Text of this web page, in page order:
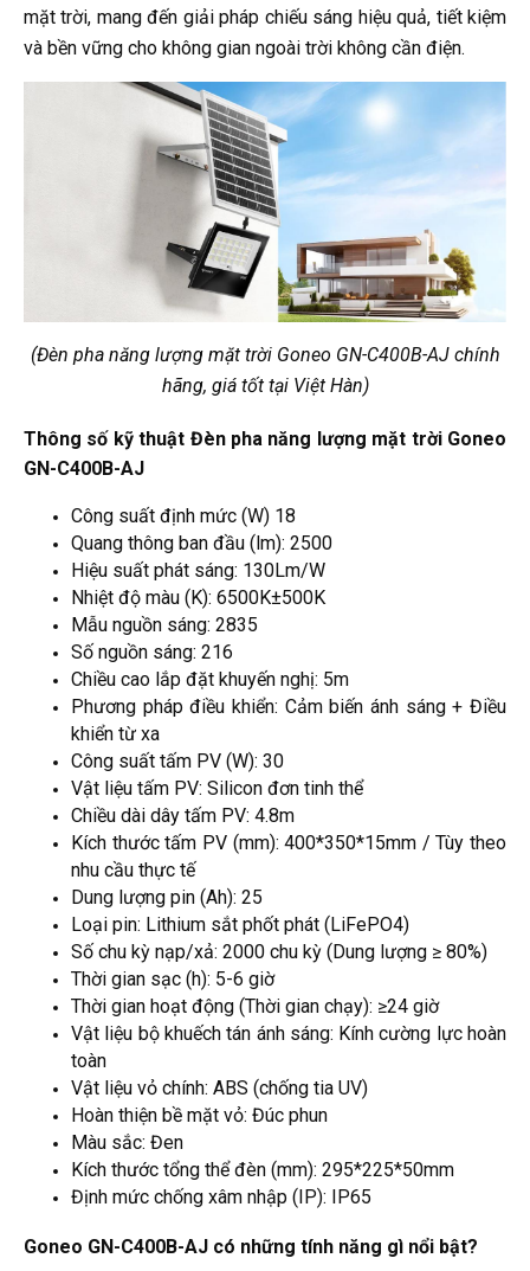
mặt trời, mang đến giải pháp chiếu sáng hiệu quả, tiết kiệm
và bền vững cho không gian ngoài trời không cần điện.
(Đèn pha năng lượng mặt trời Goneo GN-C400B-AJ chính
hãng, giá tốt tại Việt Hàn)
Thông số kỹ thuật Đèn pha năng lượng mặt trời Goneo
GN-C400B-AJ
Công suất định mức (W) 18
Quang thông ban đầu (lm): 2500
Hiệu suất phát sáng: 130Lm/W
Nhiệt độ màu (K): 6500K±500K
Mẫu nguồn sáng: 2835
Số nguồn sáng: 216
Chiều cao lắp đặt khuyến nghị: 5m
Phương pháp điều khiển: Cảm biến ánh sáng + Điều
khiển từ xa
Công suất tấm PV (W): 30
Vật liệu tấm PV: Silicon đơn tinh thể
Chiều dài dây tấm PV: 4.8m
Kích thước tấm PV (mm): 400*350*15mm / Tùy theo
nhu cầu thực tế
Dung lượng pin (Ah): 25
Loại pin: Lithium sắt phốt phát (LiFePO4)
Số chu kỳ nạp/xả: 2000 chu kỳ (Dung lượng ≥ 80%)
Thời gian sạc (h): 5-6 giờ
Thời gian hoạt động (Thời gian chạy): ≥24 giờ
Vật liệu bộ khuếch tán ánh sáng: Kính cường lực hoàn
toàn
Vật liệu vỏ chính: ABS (chống tia UV)
Hoàn thiện bề mặt vỏ: Đúc phun
Màu sắc: Đen
Kích thước tổng thể đèn (mm): 295*225*50mm
Định mức chống xâm nhập (IP): IP65
Goneo GN-C400B-AJ có những tính năng gì nổi bật?